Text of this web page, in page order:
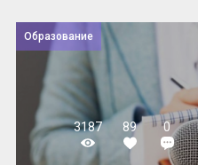
Образование
3187 89 0